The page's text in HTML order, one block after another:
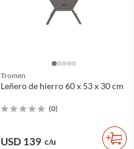
Tromen
Leñero de hierro 60 x 53 x 30 cm
(0)
USD 139 c/u